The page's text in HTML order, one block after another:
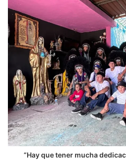
“Hay que tener mucha